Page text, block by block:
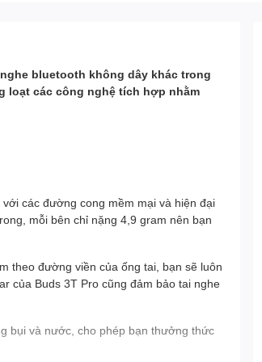
bluetooth không dây khác trong
loạt các công nghệ tích hợp nhằm
các đường cong mềm mại và hiện đại
mỗi bên chỉ nặng 4,9 gram nên bạn
theo đường viền của ống tai, bạn sẽ luôn
của Buds 3T Pro cũng đảm bảo tai nghe
bụi và nước, cho phép bạn thưởng thức